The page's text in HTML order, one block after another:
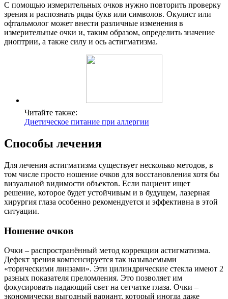
С помощью измерительных очков нужно повторить проверку
зрения и распознать ряды букв или символов. Окулист или
офтальмолог может внести различные изменения в
измерительные очки и, таким образом, определить значение
диоптрии, а также силу и ось астигматизма.
Читайте также:
Диетическое питание при аллергии
Способы лечения
Для лечения астигматизма существует несколько методов, в
том числе просто ношение очков для восстановления хотя бы
визуальной видимости объектов. Если пациент ищет
решение, которое будет устойчивым и в будущем, лазерная
хирургия глаза особенно рекомендуется и эффективна в этой
ситуации.
Ношение очков
Очки – распространённый метод коррекции астигматизма.
Дефект зрения компенсируется так называемыми
«торическими линзами». Эти цилиндрические стекла имеют 2
разных показателя преломления. Это позволяет им
фокусировать падающий свет на сетчатке глаза. Очки –
экономически выгодный вариант, который иногда даже